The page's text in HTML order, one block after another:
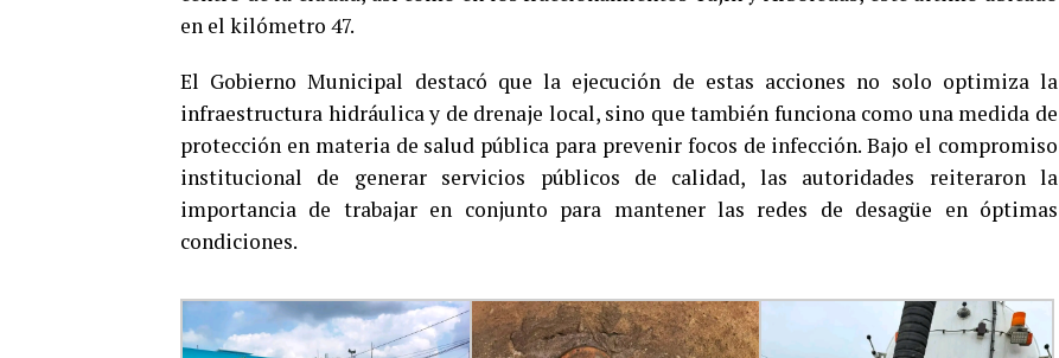
en el kilómetro 47.
El Gobierno Municipal destacó que la ejecución de estas acciones no solo optimiza la
infraestructura hidráulica y de drenaje local, sino que también funciona como una medida de
protección en materia de salud pública para prevenir focos de infección. Bajo el compromiso
institucional de generar servicios públicos de calidad, las autoridades reiteraron la
importancia de trabajar en conjunto para mantener las redes de desagüe en óptimas
condiciones.